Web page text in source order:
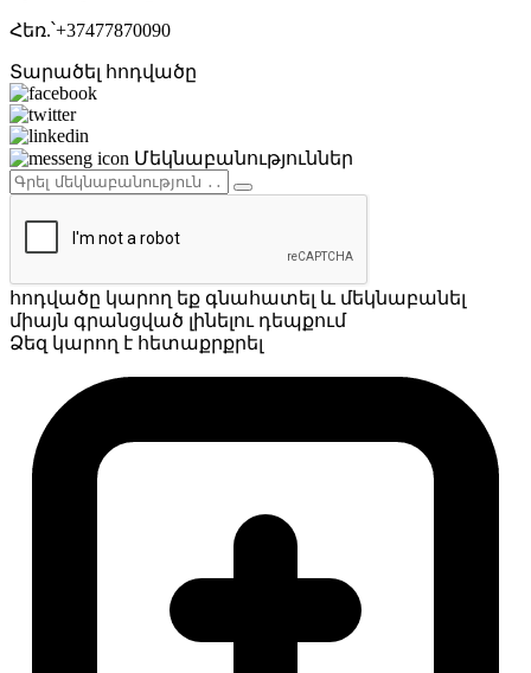
Հեռ.՝+37477870090
Տարածել հոդվածը
Մեկնաբանություններ
հոդվածը կարող եք գնահատել և մեկնաբանել
միայն գրանցված լինելու դեպքում
Ձեզ կարող է հետաքրքրել